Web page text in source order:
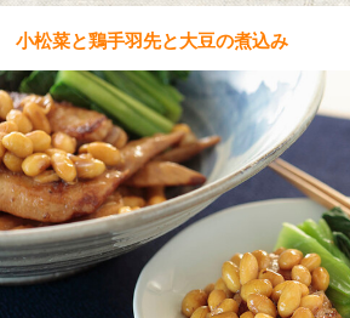
小松菜と鶏手羽先と大豆の煮込み